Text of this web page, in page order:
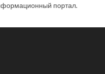
портал.